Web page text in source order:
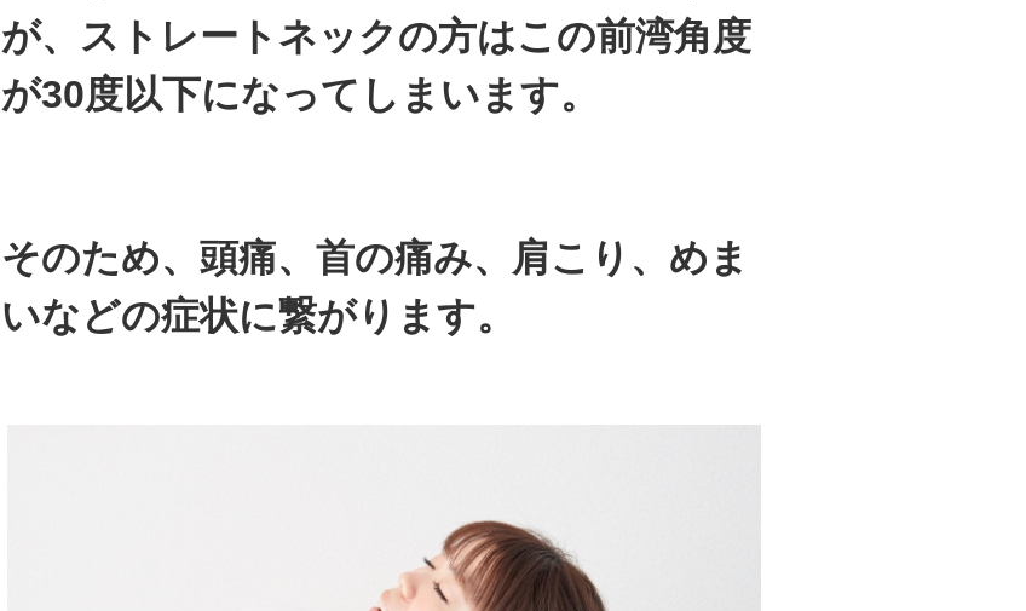
が、ストレートネックの方はこの前湾角度
が30度以下になってしまいます。
そのため、頭痛、首の痛み、肩こり、めま
いなどの症状に繋がります。